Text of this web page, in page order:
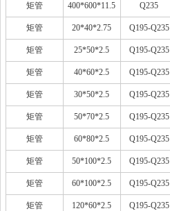
矩管 400*600*11.5 Q235
矩管 20*40*2.75 Q195-Q235
矩管 25*50*2.5 Q195-Q235
矩管 40*60*2.5 Q195-Q235
矩管 30*50*2.5 Q195-Q235
矩管 50*70*2.5 Q195-Q235
矩管 60*80*2.5 Q195-Q235
矩管 50*100*2.5 Q195-Q235
矩管 60*100*2.5 Q195-Q235
矩管 120*60*2.5 Q195-Q235